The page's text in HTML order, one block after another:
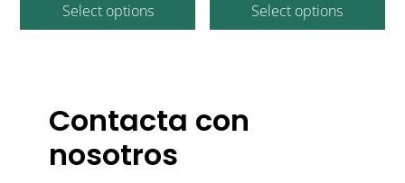
Select options Select options
Contacta con
nosotros